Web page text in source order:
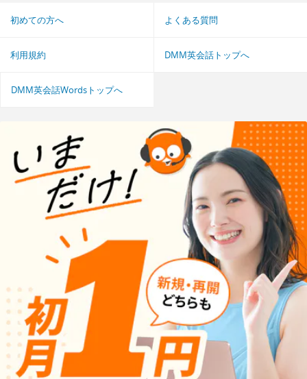
初めての方へ よくある質問
利用規約 DMM英会話トップへ
DMM英会話Wordsトップへ